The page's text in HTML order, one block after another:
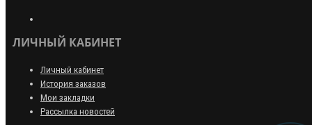
ЛИЧНЫЙ КАБИНЕТ
Личный кабинет
История заказов
Мои закладки
Рассылка новостей